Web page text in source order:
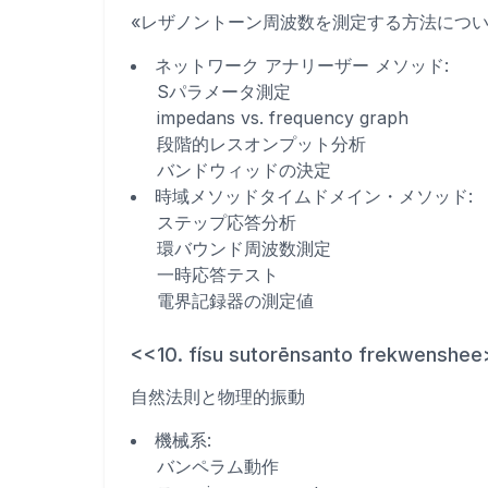
«レザノントーン周波数を測定する方法につ
ネットワーク アナリーザー メソッド:
Sパラメータ測定
impedans vs. frequency graph
段階的レスオンプット分析
バンドウィッドの決定
時域メソッドタイムドメイン・メソッド:
ステップ応答分析
環バウンド周波数測定
一時応答テスト
電界記録器の測定値
<<10. físu sutorēnsanto
自然法則と物理的振動
機械系:
バンペラム動作